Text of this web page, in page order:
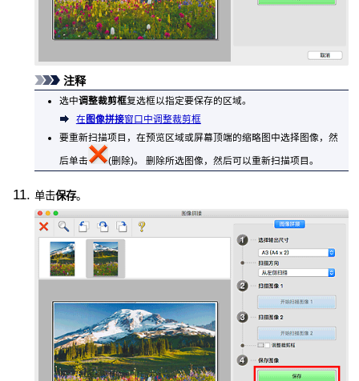
注释
选中调整裁剪框复选框以指定要保存的区域。
在 图像拼接窗口中调整裁剪框
要重新扫描项目，在预览区域或屏幕顶端的缩略图中选择图像，然
后单击 (删除)。 删除所选图像，然后可以重新扫描项目。
单击保存。